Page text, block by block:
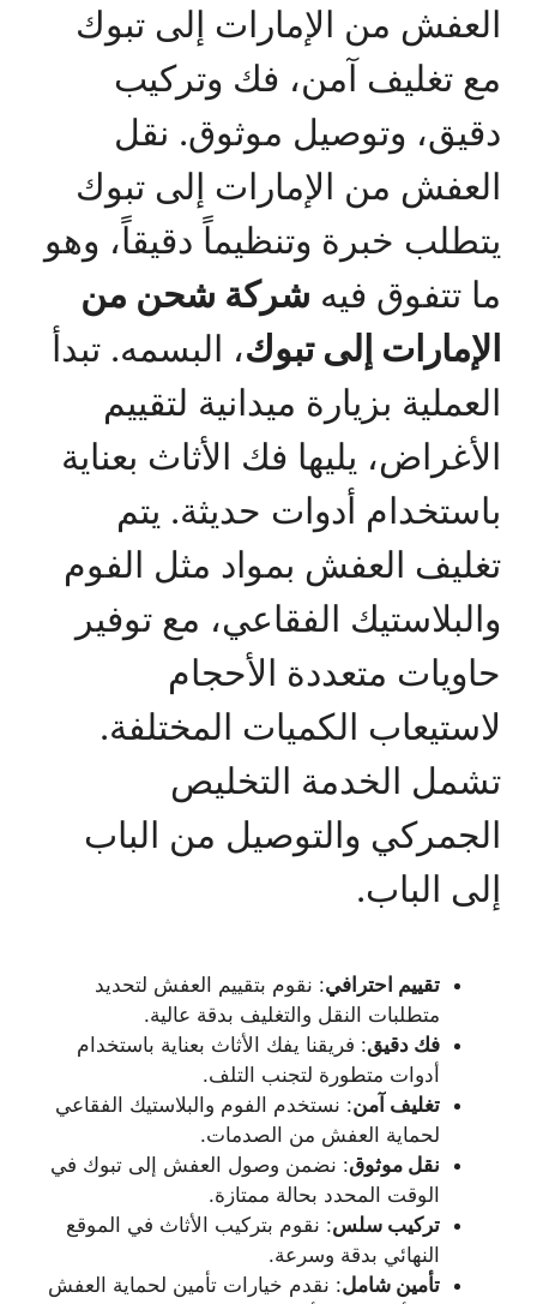
العفش من الإمارات إلى تبوك
مع تغليف آمن، فك وتركيب
دقيق، وتوصيل موثوق. نقل
العفش من الإمارات إلى تبوك
يتطلب خبرة وتنظيماً دقيقاً، وهو
ما تتفوق فيه شركة شحن من
الإمارات إلى تبوك، البسمه. تبدأ
العملية بزيارة ميدانية لتقييم
الأغراض، يليها فك الأثاث بعناية
باستخدام أدوات حديثة. يتم
تغليف العفش بمواد مثل الفوم
والبلاستيك الفقاعي، مع توفير
حاويات متعددة الأحجام
لاستيعاب الكميات المختلفة.
تشمل الخدمة التخليص
الجمركي والتوصيل من الباب
إلى الباب.
تقييم احترافي: نقوم بتقييم العفش لتحديد
متطلبات النقل والتغليف بدقة عالية.
فك دقيق: فريقنا يفك الأثاث بعناية باستخدام
أدوات متطورة لتجنب التلف.
تغليف آمن: نستخدم الفوم والبلاستيك الفقاعي
لحماية العفش من الصدمات.
نقل موثوق: نضمن وصول العفش إلى تبوك في
الوقت المحدد بحالة ممتازة.
تركيب سلس: نقوم بتركيب الأثاث في الموقع
النهائي بدقة وسرعة.
تأمين شامل: نقدم خيارات تأمين لحماية العفش